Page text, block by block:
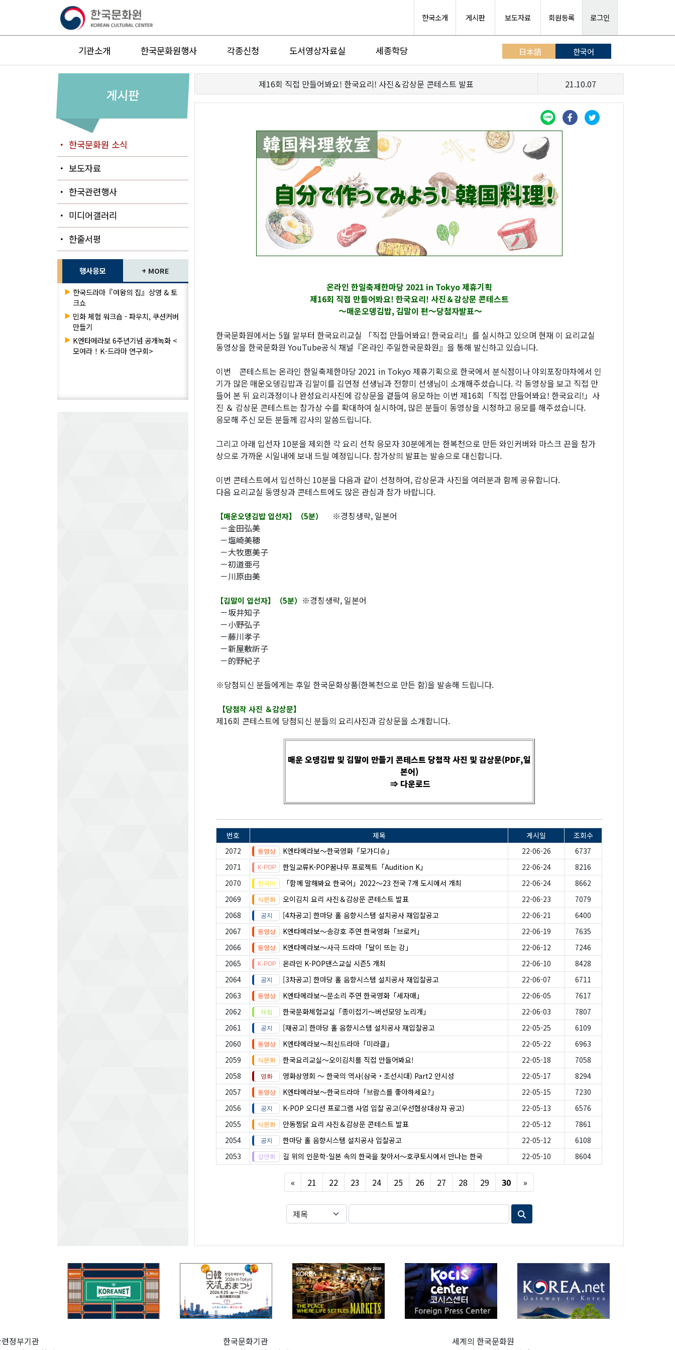
한국소개 게시판 보도자료 회원등록 로그인
기관소개 한국문화원행사 각종신청 도서영상자료실 세종학당 日本語 한국어
게시판
・ 한국문화원 소식
・ 보도자료
・ 한국관련행사
・ 미디어갤러리
・ 한줄서평
행사응모 + MORE
▶ 한국드라마『여왕의 집』상영 & 토
크쇼
▶ 민화 체험 워크숍 - 파우치, 쿠션커버
만들기
▶ K엔타메라보 6주년기념 공개녹화 <
모여라！K-드라마 연구회>
제16회 직접 만들어봐요! 한국요리! 사진＆감상문 콘테스트 발표 21.10.07
온라인 한일축제한마당 2021 in Tokyo 제휴기획
제16회 직접 만들어봐요! 한국요리! 사진＆감상문 콘테스트
～매운오뎅김밥, 김말이 편～당첨자발표～
한국문화원에서는 5월 말부터 한국요리교실 「직접 만들어봐요! 한국요리!」를 실시하고 있으며 현재 이 요리교실
동영상을 한국문화원 YouTube공식 채널『온라인 주일한국문화원』을 통해 발신하고 있습니다.
이번 콘테스트는 온라인 한일축제한마당 2021 in Tokyo 제휴기획으로 한국에서 분식점이나 야외포장마차에서 인
기가 많은 매운오뎅김밥과 김말이를 김연정 선생님과 전향미 선생님이 소개해주셨습니다. 각 동영상을 보고 직접 만
들어 본 뒤 요리과정이나 완성요리사진에 감상문을 곁들여 응모하는 이번 제16회「직접 만들어봐요! 한국요리!」사
진 ＆ 감상문 콘테스트는 참가상 수를 확대하여 실시하여, 많은 분들이 동영상을 시청하고 응모를 해주셨습니다.
응모해 주신 모든 분들께 감사의 말씀드립니다.
그리고 아래 입선자 10분을 제외한 각 요리 선착 응모자 30분에게는 한복천으로 만든 와인커버와 마스크 끈을 참가
상으로 가까운 시일내에 보내 드릴 예정입니다. 참가상의 발표는 발송으로 대신합니다.
이번 콘테스트에서 입선하신 10분을 다음과 같이 선정하여, 감상문과 사진을 여러분과 함께 공유합니다.
다음 요리교실 동영상과 콘테스트에도 많은 관심과 참가 바랍니다.
【매운오뎅김밥 입선자】（5분） ※경칭생략, 일본어
－金田弘美
－塩崎美穂
－大牧恵美子
－初道亜弓
－川原由美
【김말이 입선자】（5분） ※경칭생략, 일본어
－坂井知子
－小野弘子
－藤川孝子
－新屋敷祈子
－的野紀子
※당첨되신 분들에게는 후일 한국문화상품(한복천으로 만든 함)을 발송해 드립니다.
【당첨작 사진 ＆감상문】
제16회 콘테스트에 당첨되신 분들의 요리사진과 감상문을 소개합니다.
매운 오뎅김밥 및 김말이 만들기 콘테스트 당첨작 사진 및 감상문(PDF,일
본어)
⇒ 다운로드
번호 제목 게시일
조회수
2072
K엔타메라보～한국영화「모가디슈」 22-06-26
6737
2071
한일교류K-POP꿈나무 프로젝트「Audition K」 22-06-24
8216
2070
「함께 말해봐요 한국어」2022～23 전국 7개 도시에서 개최 22-06-24
8662
2069
오이김치 요리 사진＆감상문 콘테스트 발표 22-06-23
7079
2068
[4차공고] 한마당 홀 음향시스템 설치공사 재입찰공고 22-06-21
6400
2067
K엔타메라보～송강호 주연 한국영화「브로커」 22-06-19
7635
2066
K엔타메라보～사극 드라마「달이 뜨는 강」 22-06-12
7246
2065
온라인 K-POP댄스교실 시즌5 개최 22-06-10
8428
2064
[3차공고] 한마당 홀 음향시스템 설치공사 재입찰공고 22-06-07
6711
2063
K엔타메라보～문소리 주연 한국영화「세자매」 22-06-05
7617
2062
한국문화체험교실「종이접기〜버선모양 노리개」 22-06-03
7807
2061
[재공고] 한마당 홀 음향시스템 설치공사 재입찰공고 22-05-25
6109
2060
K엔타메라보～최신드라마「미라클」 22-05-22
6963
2059
한국요리교실〜오이김치를 직접 만들어봐요! 22-05-18
7058
2058
영화상영회 ～ 한국의 역사(삼국・조선시대) Part2 안시성 22-05-17
8294
2057
K엔타메라보～한국드라마「브람스를 좋아하세요?」 22-05-15
7230
2056
K-POP 오디션 프로그램 사업 입찰 공고(우선협상대상자 공고) 22-05-13
6576
2055
안동찜닭 요리 사진＆감상문 콘테스트 발표 22-05-12
7861
2054
한마당 홀 음향시스템 설치공사 입찰공고 22-05-12
6108
2053
길 위의 인문학-일본 속의 한국을 찾아서～호쿠토시에서 만나는 한국 22-05-10 8604
« Previous
21 22 23 24 25 26 27 28 29 30 »
정부기관
한국문화기관
세계의 한국문화원